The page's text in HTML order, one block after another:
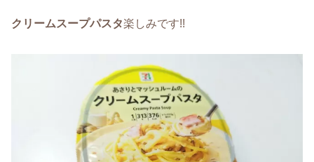
クリームスープパスタ楽しみです!!